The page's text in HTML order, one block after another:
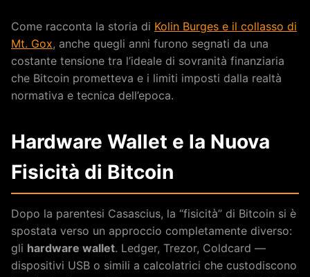
Come racconta la storia di Kolin Burges e il collasso di
Mt. Gox, anche quegli anni furono segnati da una
costante tensione tra l’ideale di sovranità finanziaria
che Bitcoin prometteva e i limiti imposti dalla realtà
normativa e tecnica dell’epoca.
Hardware Wallet e la Nuova
Fisicità di Bitcoin
Dopo la parentesi Casascius, la “fisicità” di Bitcoin si è
spostata verso un approccio completamente diverso:
gli hardware wallet. Ledger, Trezor, Coldcard —
dispositivi USB o simili a calcolatrici che custodiscono